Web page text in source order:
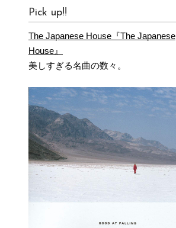
Pick up!!
The Japanese House『The Japanese
House』
美しすぎる名曲の数々。